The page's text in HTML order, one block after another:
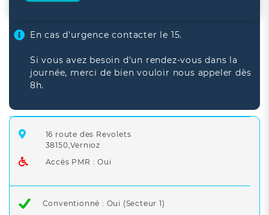
En cas d'urgence contacter le 15.
Si vous avez besoin d'un rendez-vous dans la
journée, merci de bien vouloir nous appeler dès
8h.
16 route des Revolets
38150,Vernioz
Accès PMR : Oui
Conventionné : Oui (Secteur 1)